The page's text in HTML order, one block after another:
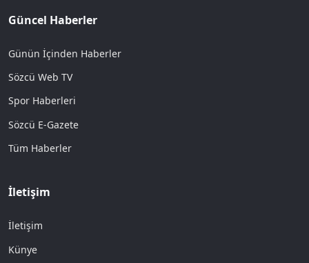
Güncel Haberler
Günün İçinden Haberler
Sözcü Web TV
Spor Haberleri
Sözcü E-Gazete
Tüm Haberler
İletişim
İletişim
Künye